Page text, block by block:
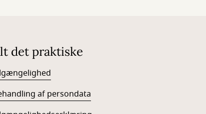
det praktiske
af persondata